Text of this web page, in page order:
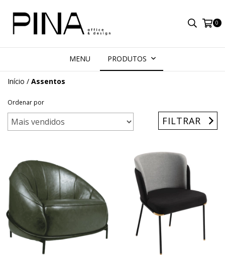
0
MENU PRODUTOS
Início / Assentos
Ordenar por
FILTRAR